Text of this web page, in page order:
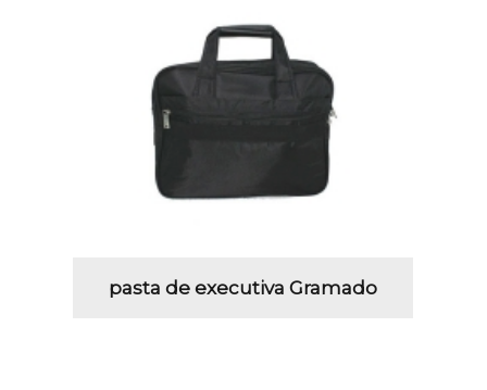
pasta de executiva Gramado